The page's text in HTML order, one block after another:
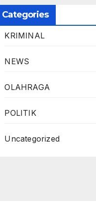
Categories
KRIMINAL
NEWS
OLAHRAGA
POLITIK
Uncategorized